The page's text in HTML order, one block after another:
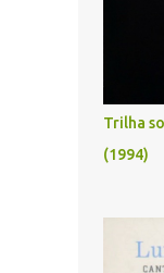
Trilha
(1994)